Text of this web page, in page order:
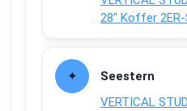
28″ Koffer
Seestern
VERTICAL